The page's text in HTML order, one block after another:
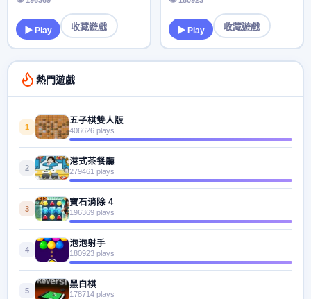
▶ Play 收藏遊戲 ▶ Play 收藏遊戲
熱門遊戲
1
五子棋雙人版
406626 plays
2
港式茶餐廳
279461 plays
3
寶石消除 4
196369 plays
4
泡泡射手
180923 plays
5
黑白棋
178714 plays